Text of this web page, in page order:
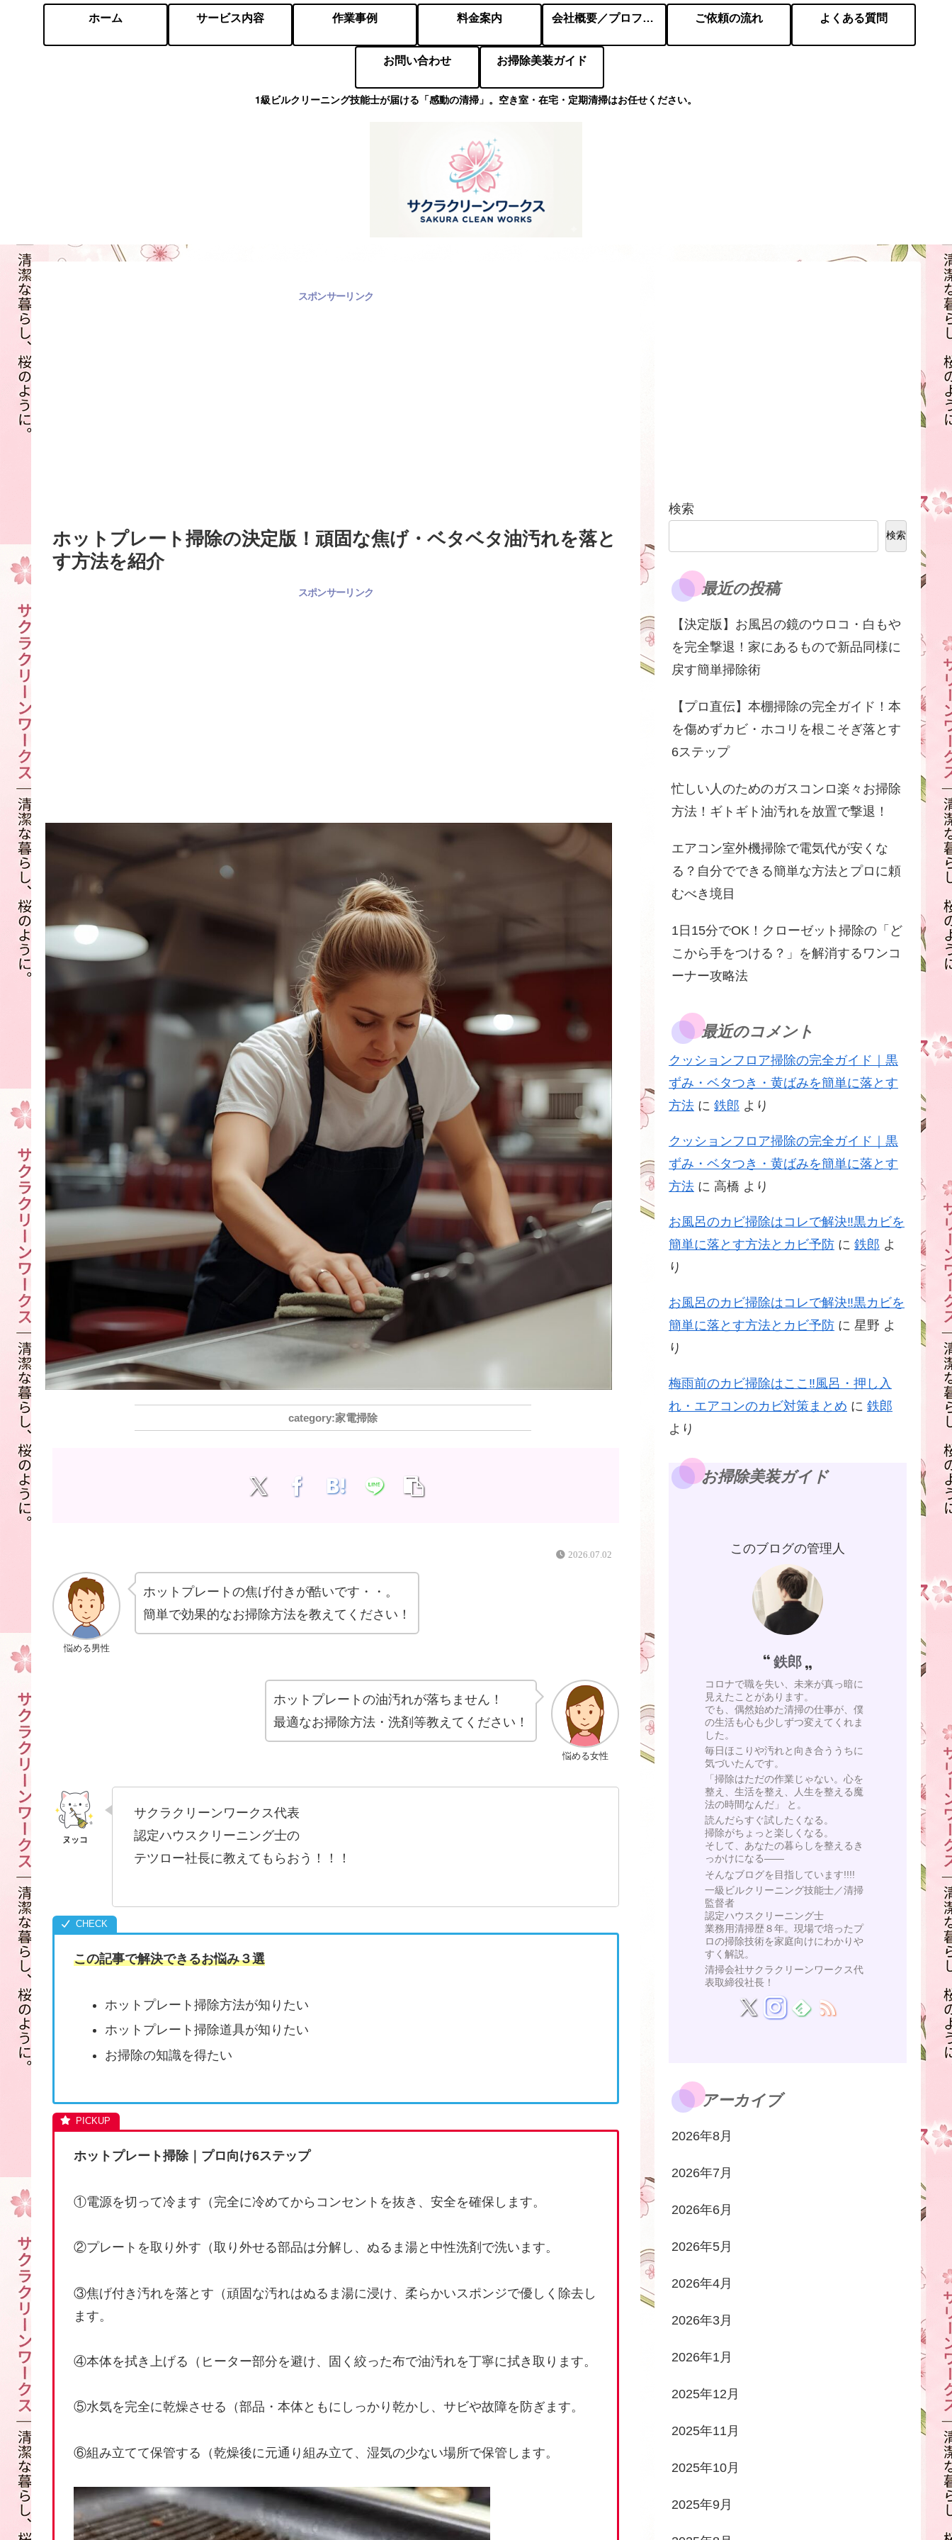
1級ビルクリーニング技能士が届ける「感動の清掃」。空き室・在宅・定期清掃はお任せください。
ホーム サービス内容 作業事例 料金案内 会社概要／プロフィール ご依頼の流れ よくある質問
お問い合わせ お掃除美装ガイド
スポンサーリンク
ホットプレート掃除の決定版！頑固な焦げ・ベタベタ油汚れを落と
す方法を紹介
スポンサーリンク
家電掃除
2026.07.02
悩める男性
ホットプレートの焦げ付きが酷いです・・。
簡単で効果的なお掃除方法を教えてください！
悩める女性
ホットプレートの油汚れが落ちません！
最適なお掃除方法・洗剤等教えてください！
サクラクリーンワークス代表
認定ハウスクリーニング士の
テツロー社長に教えてもらおう！！！
この記事で解決できるお悩み３選
ホットプレート掃除方法が知りたい
ホットプレート掃除道具が知りたい
お掃除の知識を得たい
ホットプレート掃除｜プロ向け6ステップ
①電源を切って冷ます（完全に冷めてからコンセントを抜き、安全を確保します。
②プレートを取り外す（取り外せる部品は分解し、ぬるま湯と中性洗剤で洗います。
③焦げ付き汚れを落とす（頑固な汚れはぬるま湯に浸け、柔らかいスポンジで優しく除去し
ます。
④本体を拭き上げる（ヒーター部分を避け、固く絞った布で油汚れを丁寧に拭き取ります。
⑤水気を完全に乾燥させる（部品・本体ともにしっかり乾かし、サビや故障を防ぎます。
⑥組み立てて保管する（乾燥後に元通り組み立て、湿気の少ない場所で保管します。
検索
検索
最近の投稿
【決定版】お風呂の鏡のウロコ・白もや
を完全撃退！家にあるもので新品同様に
戻す簡単掃除術
【プロ直伝】本棚掃除の完全ガイド！本
を傷めずカビ・ホコリを根こそぎ落とす
6ステップ
​忙しい人のためのガスコンロ楽々お掃除
方法！ギトギト油汚れを放置で撃退！
エアコン室外機掃除で電気代が安くな
る？自分でできる簡単な方法とプロに頼
むべき境目
1日15分でOK！クローゼット掃除の「ど
こから手をつける？」を解消するワンコ
ーナー攻略法
最近のコメント
クッションフロア掃除の完全ガイド｜黒
ずみ・ベタつき・黄ばみを簡単に落とす
方法 に 鉄郎 より
クッションフロア掃除の完全ガイド｜黒
ずみ・ベタつき・黄ばみを簡単に落とす
方法 に 高橋 より
お風呂のカビ掃除はコレで解決‼黒カビを
簡単に落とす方法とカビ予防 に 鉄郎 よ
り
お風呂のカビ掃除はコレで解決‼黒カビを
簡単に落とす方法とカビ予防 に 星野 よ
り
梅雨前のカビ掃除はここ‼風呂・押し入
れ・エアコンのカビ対策まとめ に 鉄郎
より
お掃除美装ガイド
このブログの管理人
鉄郎
コロナで職を失い、未来が真っ暗に
見えたことがあります。
でも、偶然始めた清掃の仕事が、僕
の生活も心も少しずつ変えてくれま
した。
毎日ほこりや汚れと向き合ううちに
気づいたんです。
「掃除はただの作業じゃない。心を
整え、生活を整え、人生を整える魔
法の時間なんだ」 と。
読んだらすぐ試したくなる。
掃除がちょっと楽しくなる。
そして、あなたの暮らしを整えるき
っかけになる——
そんなブログを目指しています!!!!
一級ビルクリーニング技能士／清掃
監督者
認定ハウスクリーニング士
業務用清掃歴８年。現場で培ったプ
ロの掃除技術を家庭向けにわかりや
すく解説。
清掃会社サクラクリーンワークス代
表取締役社長！
アーカイブ
2026年8月
2026年7月
2026年6月
2026年5月
2026年4月
2026年3月
2026年1月
2025年12月
2025年11月
2025年10月
2025年9月